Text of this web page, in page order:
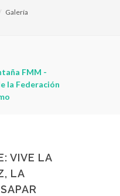
Galería
FMM -
la Federación
VIVE LA
LA